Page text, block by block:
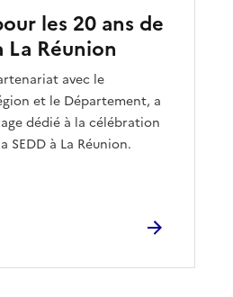
les 20 ans de
La Réunion
avec le
et le Département, a
dédié à la célébration
SEDD à La Réunion.